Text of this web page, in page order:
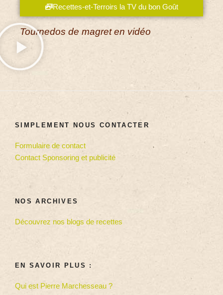
Recettes-et-Terroirs la TV du bon Goût
Tournedos de magret en vidéo
SIMPLEMENT NOUS CONTACTER
Formulaire de contact
Contact Sponsoring et publicité
NOS ARCHIVES
Découvrez nos blogs de recettes
EN SAVOIR PLUS :
Qui est Pierre Marchesseau ?